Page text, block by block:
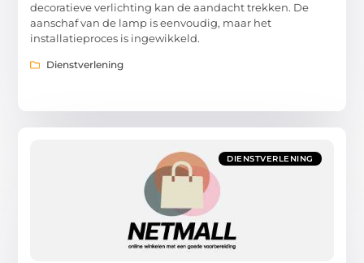
decoratieve verlichting kan de aandacht trekken. De
aanschaf van de lamp is eenvoudig, maar het
installatieproces is ingewikkeld.
Dienstverlening
DIENSTVERLENING